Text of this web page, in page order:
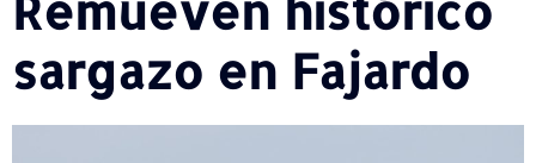
sargazo en Fajardo